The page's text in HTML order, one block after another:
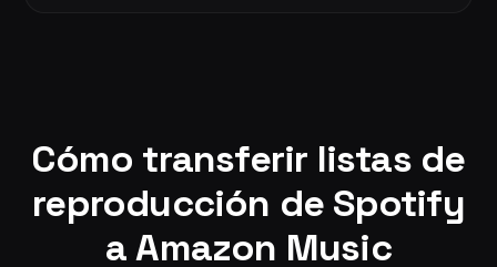
Cómo transferir listas de
reproducción de Spotify
a Amazon Music